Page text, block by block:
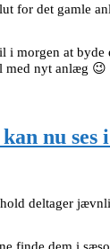
for det gamle
i morgen at byde
med nyt anlæg 😉
nu ses
deltager